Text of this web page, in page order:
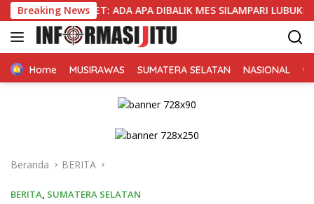
Langsung
ke
konten
Breaking News
ASET: ADA APA DIBALIK MES SILAMPARI LUBUKLINGGAU?
Home MUSIRAWAS SUMATERA SELATAN NASIONAL
Beranda BERITA
BERITA SUMATERA SELATAN